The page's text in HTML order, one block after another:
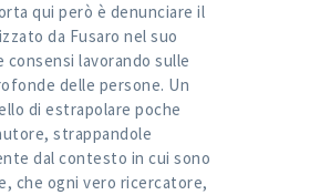
qui però è denunciare il
da Fusaro nel suo
consensi lavorando sulle
delle persone. Un
di estrapolare poche
strappandole
dal contesto in cui sono
che ogni vero ricercatore,